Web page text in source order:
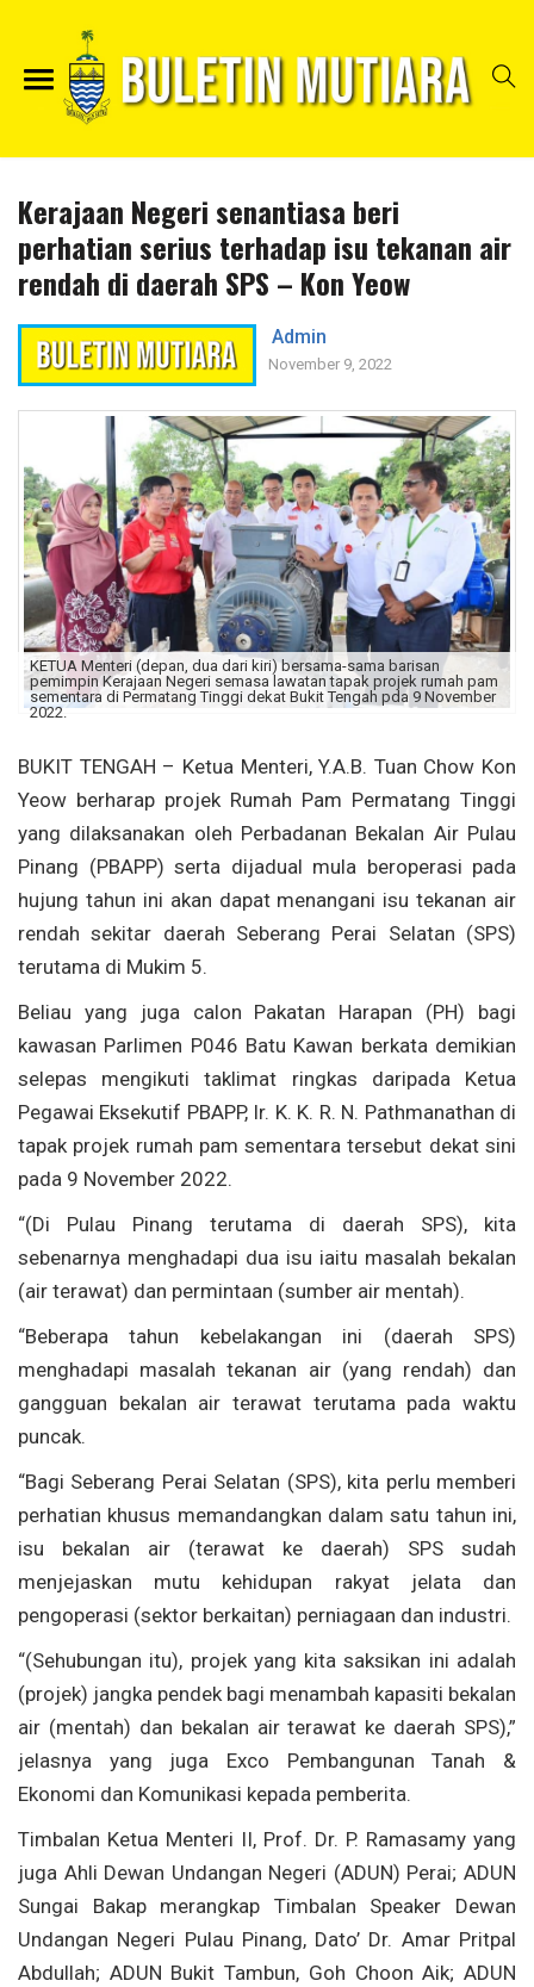
Kerajaan Negeri senantiasa beri
perhatian serius terhadap isu tekanan air
rendah di daerah SPS – Kon Yeow
Admin
November 9, 2022
KETUA Menteri (depan, dua dari kiri) bersama-sama barisan
pemimpin Kerajaan Negeri semasa lawatan tapak projek rumah pam
sementara di Permatang Tinggi dekat Bukit Tengah pda 9 November
2022.
BUKIT TENGAH – Ketua Menteri, Y.A.B. Tuan Chow Kon
Yeow berharap projek Rumah Pam Permatang Tinggi
yang dilaksanakan oleh Perbadanan Bekalan Air Pulau
Pinang (PBAPP) serta dijadual mula beroperasi pada
hujung tahun ini akan dapat menangani isu tekanan air
rendah sekitar daerah Seberang Perai Selatan (SPS)
terutama di Mukim 5.
Beliau yang juga calon Pakatan Harapan (PH) bagi
kawasan Parlimen P046 Batu Kawan berkata demikian
selepas mengikuti taklimat ringkas daripada Ketua
Pegawai Eksekutif PBAPP, Ir. K. K. R. N. Pathmanathan di
tapak projek rumah pam sementara tersebut dekat sini
pada 9 November 2022.
“(Di Pulau Pinang terutama di daerah SPS), kita
sebenarnya menghadapi dua isu iaitu masalah bekalan
(air terawat) dan permintaan (sumber air mentah).
“Beberapa tahun kebelakangan ini (daerah SPS)
menghadapi masalah tekanan air (yang rendah) dan
gangguan bekalan air terawat terutama pada waktu
puncak.
“Bagi Seberang Perai Selatan (SPS), kita perlu memberi
perhatian khusus memandangkan dalam satu tahun ini,
isu bekalan air (terawat ke daerah) SPS sudah
menjejaskan mutu kehidupan rakyat jelata dan
pengoperasi (sektor berkaitan) perniagaan dan industri.
“(Sehubungan itu), projek yang kita saksikan ini adalah
(projek) jangka pendek bagi menambah kapasiti bekalan
air (mentah) dan bekalan air terawat ke daerah SPS),”
jelasnya yang juga Exco Pembangunan Tanah &
Ekonomi dan Komunikasi kepada pemberita.
Timbalan Ketua Menteri II, Prof. Dr. P. Ramasamy yang
juga Ahli Dewan Undangan Negeri (ADUN) Perai; ADUN
Sungai Bakap merangkap Timbalan Speaker Dewan
Undangan Negeri Pulau Pinang, Dato’ Dr. Amar Pritpal
Abdullah; ADUN Bukit Tambun, Goh Choon Aik; ADUN